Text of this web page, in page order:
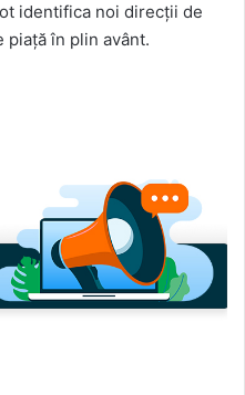
identifica noi direcții de
în plin avânt.